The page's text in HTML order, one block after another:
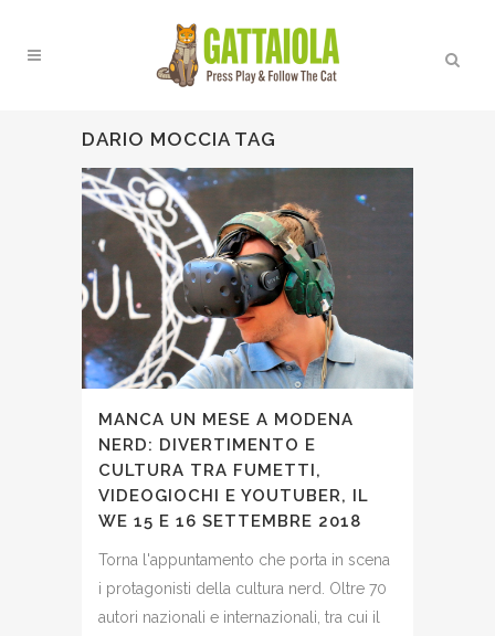
DARIO MOCCIA TAG
MANCA UN MESE A MODENA
NERD: DIVERTIMENTO E
CULTURA TRA FUMETTI,
VIDEOGIOCHI E YOUTUBER, IL
WE 15 E 16 SETTEMBRE 2018
Torna l'appuntamento che porta in scena
i protagonisti della cultura nerd. Oltre 70
autori nazionali e internazionali, tra cui il